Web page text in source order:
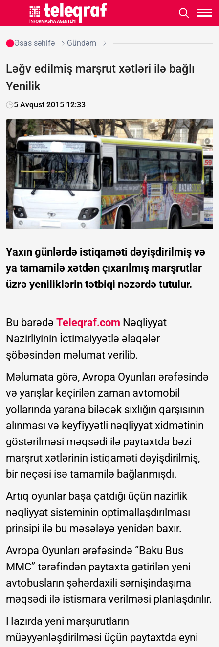
Əsas səhifə Gündəm
Ləğv edilmiş marşrut xətləri ilə bağlı
Yenilik
5 Avqust 2015 12:33
Yaxın günlərdə istiqaməti dəyişdirilmiş və
ya tamamilə xətdən çıxarılmış marşrutlar
üzrə yeniliklərin tətbiqi nəzərdə tutulur.
Bu barədə Teleqraf.com Nəqliyyat
Nazirliyinin İctimaiyyətlə əlaqələr
şöbəsindən məlumat verilib.
Məlumata görə, Avropa Oyunları ərəfəsində
və yarışlar keçirilən zaman avtomobil
yollarında yarana biləcək sıxlığın qarşısının
alınması və keyfiyyətli nəqliyyat xidmətinin
göstərilməsi məqsədi ilə paytaxtda bəzi
marşrut xətlərinin istiqaməti dəyişdirilmiş,
bir neçəsi isə tamamilə bağlanmışdı.
Artıq oyunlar başa çatdığı üçün nazirlik
nəqliyyat sisteminin optimallaşdırılması
prinsipi ilə bu məsələyə yenidən baxır.
Avropa Oyunları ərəfəsində “Baku Bus
MMC” tərəfindən paytaxta gətirilən yeni
avtobusların şəhərdaxili sərnişindaşıma
məqsədi ilə istismara verilməsi planlaşdırılır.
Hazırda yeni marşurutların
müəyyənləşdirilməsi üçün paytaxtda eyni